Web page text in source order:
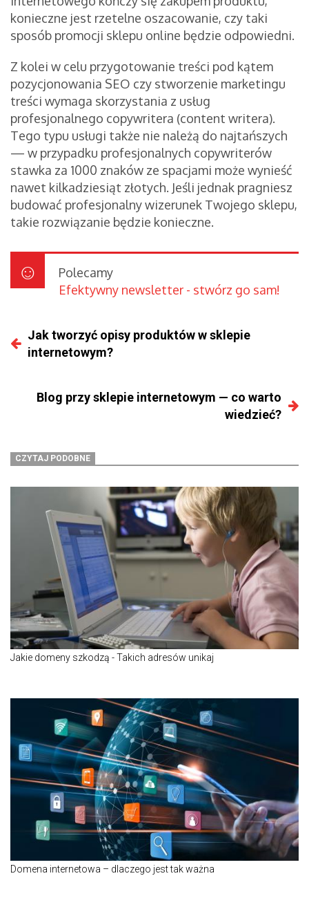
konieczne jest rzetelne oszacowanie, czy taki
sposób promocji sklepu online będzie odpowiedni.
Z kolei w celu przygotowanie treści pod kątem
pozycjonowania SEO czy stworzenie marketingu
treści wymaga skorzystania z usług
profesjonalnego copywritera (content writera).
Tego typu usługi także nie należą do najtańszych
— w przypadku profesjonalnych copywriterów
stawka za 1000 znaków ze spacjami może wynieść
nawet kilkadziesiąt złotych. Jeśli jednak pragniesz
budować profesjonalny wizerunek Twojego sklepu,
takie rozwiązanie będzie konieczne.
Polecamy
Efektywny newsletter - stwórz go sam!
Jak tworzyć opisy produktów w sklepie
internetowym?
Blog przy sklepie internetowym — co warto
wiedzieć?
CZYTAJ PODOBNE
Jakie domeny szkodzą - Takich adresów unikaj
Domena internetowa – dlaczego jest tak ważna